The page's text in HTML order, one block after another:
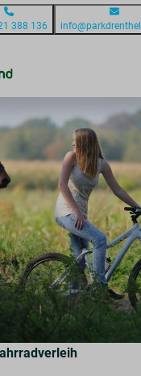
521 388 136